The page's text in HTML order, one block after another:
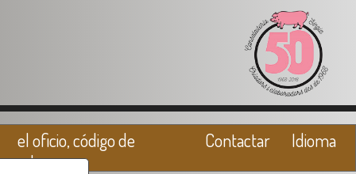
el oficio, código de
valores
Contactar Idioma